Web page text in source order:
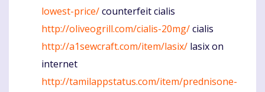
lowest-price/counterfeit cialis
http://oliveogrill.com/cialis-20mg/cialis
http://a1sewcraft.com/item/lasix/ lasix on
internet
http://tamilappstatus.com/item/prednisone-